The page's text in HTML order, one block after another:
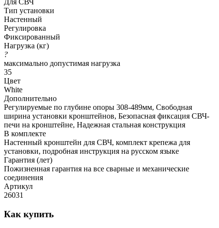
Тип установки
Настенный
Регулировка
Фиксированный
Нагрузка (кг)
?
максимально допустимая нагрузка
35
Цвет
White
Дополнительно
Регулируемые по глубине опоры 308-489мм, Свободная
ширина установки кронштейнов, Безопасная фиксация СВЧ-
печи на кронштейне, Надежная стальная конструкция
В комплекте
Настенный кронштейн для СВЧ, комплект крепежа для
установки, подробная инструкция на русском языке
Гарантия (лет)
Пожизненная гарантия на все сварные и механические
соединения
Артикул
26031
Как купить